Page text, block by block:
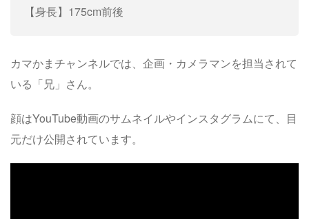
【身長】175cm前後
カマかまチャンネルでは、企画・カメラマンを担当されて
いる「兄」さん。
顔はYouTube動画のサムネイルやインスタグラムにて、目
元だけ公開されています。